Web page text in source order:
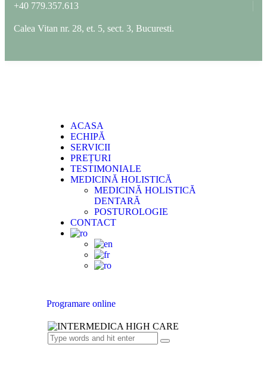
+40 779.357.613
Calea Vitan nr. 28, et. 5, sect. 3, Bucuresti.
ACASA
ECHIPĂ
SERVICII
PREȚURI
TESTIMONIALE
MEDICINĂ HOLISTICĂ
MEDICINĂ HOLISTICĂ
DENTARĂ
POSTUROLOGIE
CONTACT
Programare online